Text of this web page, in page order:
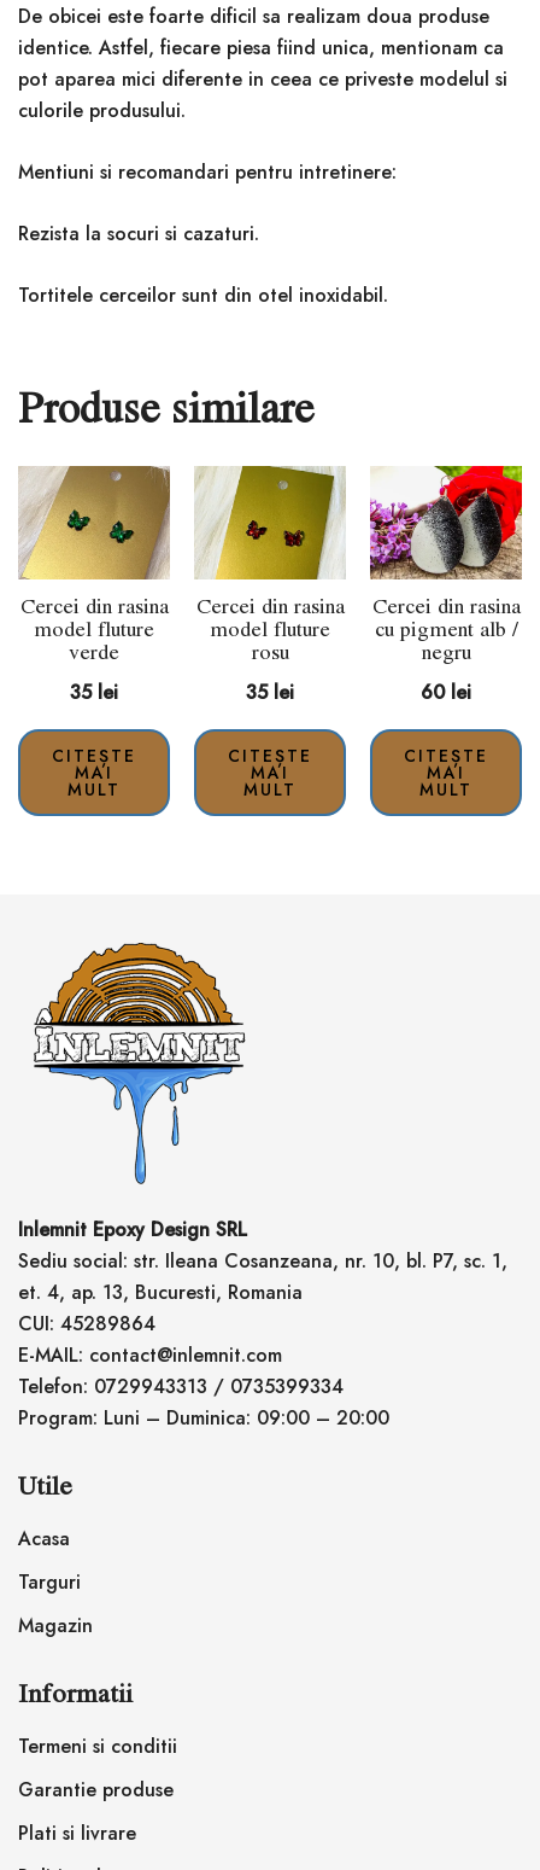
De obicei este foarte dificil sa realizam doua produse
identice. Astfel, fiecare piesa fiind unica, mentionam ca
pot aparea mici diferente in ceea ce priveste modelul si
culorile produsului.
Mentiuni si recomandari pentru intretinere:
Rezista la socuri si cazaturi.
Tortitele cerceilor sunt din otel inoxidabil.
Produse similare
Cercei din rasina
model fluture
verde
35 lei
CITEȘTE
MAI
MULT
Cercei din rasina
model fluture
rosu
35 lei
CITEȘTE
MAI
MULT
Cercei din rasina
cu pigment alb /
negru
60 lei
CITEȘTE
MAI
MULT
Inlemnit Epoxy Design SRL
Sediu social: str. Ileana Cosanzeana, nr. 10, bl. P7, sc. 1,
et. 4, ap. 13, Bucuresti, Romania
CUI: 45289864
E-MAIL: contact@inlemnit.com
Telefon: 0729943313 / 0735399334
Program: Luni – Duminica: 09:00 – 20:00
Utile
Acasa
Targuri
Magazin
Informatii
Termeni si conditii
Garantie produse
Plati si livrare